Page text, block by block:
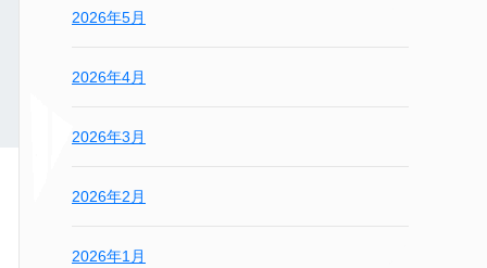
2026年5月
2026年4月
2026年3月
2026年2月
2026年1月